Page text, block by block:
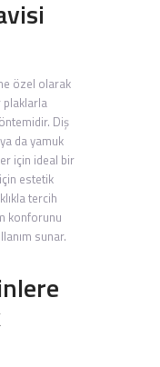
özel olarak
plaklarla
Diş
da yamuk
için ideal bir
estetik
tercih
konforunu
sunar.